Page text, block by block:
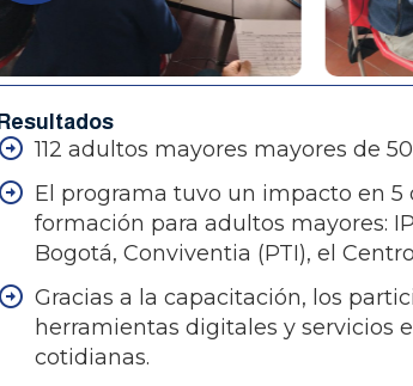
Resultados
112 adultos mayores mayores de
El programa tuvo un impacto en
formación para adultos mayores:
Bogotá, Conviventia (PTI), el
Gracias a la capacitación, los
herramientas digitales y servicios
cotidianas.